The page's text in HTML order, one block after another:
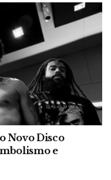
Novo Disco
e